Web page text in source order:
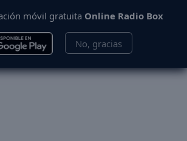
móvil gratuita Online Radio Box
No, gracias